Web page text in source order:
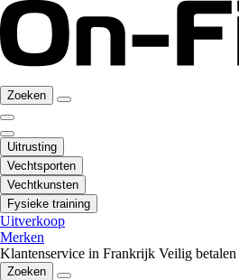
Zoeken
Uitrusting
Vechtsporten
Vechtkunsten
Fysieke training
Uitverkoop
Merken
Klantenservice in Frankrijk Veilig betalen
Zoeken